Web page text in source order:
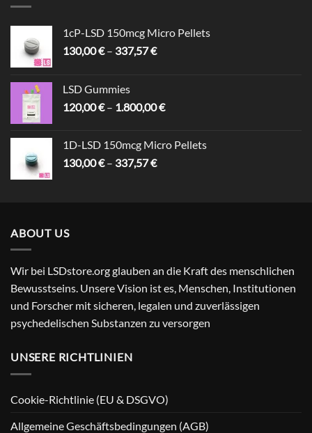
1cP-LSD 150mcg Micro Pellets
130,00€ – 337,57€Preisspanne:
LSD Gummies
120,00€ – 1.800,00€Preisspanne:
1.800,00 €
1D-LSD 150mcg Micro Pellets
130,00€ – 337,57€Preisspanne:
ABOUT US
Wir bei LSDstore.org glauben an die Kraft des menschlichen
Bewusstseins. Unsere Vision ist es, Menschen, Institutionen
und Forscher mit sicheren, legalen und zuverlässigen
psychedelischen Substanzen zu versorgen
UNSERE RICHTLINIEN
Cookie-Richtlinie (EU & DSGVO)
Allgemeine Geschäftsbedingungen (AGB)